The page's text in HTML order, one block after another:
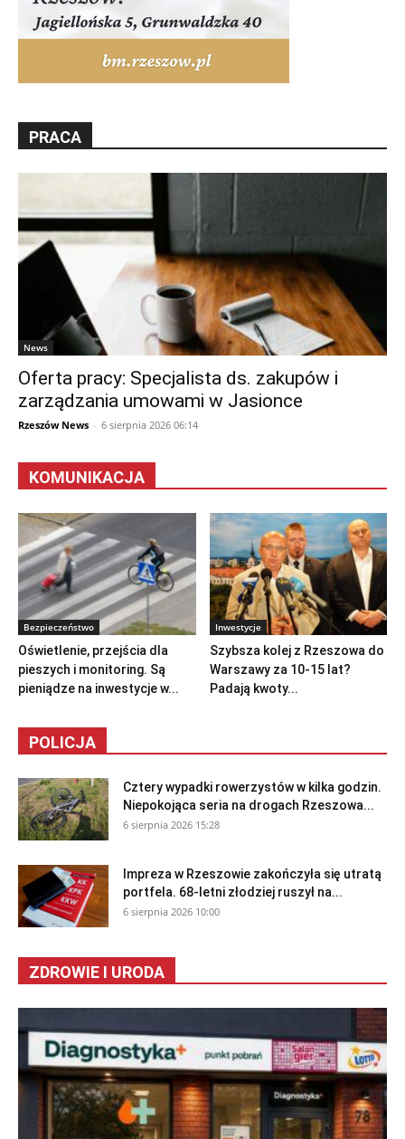
PRACA
News
Oferta pracy: Specjalista ds. zakupów i
zarządzania umowami w Jasionce
Rzeszów News - 6 sierpnia 2026 06:14
KOMUNIKACJA
Bezpieczeństwo
Oświetlenie, przejścia dla
pieszych i monitoring. Są
pieniądze na inwestycje w...
Inwestycje
Szybsza kolej z Rzeszowa do
Warszawy za 10-15 lat?
Padają kwoty...
POLICJA
Cztery wypadki rowerzystów w kilka godzin.
Niepokojąca seria na drogach Rzeszowa...
6 sierpnia 2026 15:28
Impreza w Rzeszowie zakończyła się utratą
portfela. 68-letni złodziej ruszył na...
6 sierpnia 2026 10:00
ZDROWIE I URODA